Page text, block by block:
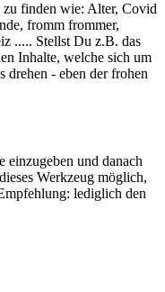
zu finden wie: Alter, Covid
fromm frommer,
..... Stellst Du z.B. das
Inhalte, welche sich um
drehen - eben der frohen
und danach
Werkzeug möglich,
lediglich den